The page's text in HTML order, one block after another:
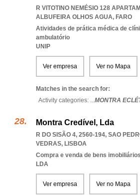
R VITOTINO NEMÉSIO 128
ALBUFEIRA OLHOS AGUA, FARO
Atividades de prática médica de
ambulatório
UNIP
Ver empresa Ver no Mapa
Matches in the search for:
Activity categories: ...MONTRA
Montra Credível, Lda
R DO SISÃO 4, 2560-194, SAO
VEDRAS, LISBOA
Compra e venda de bens imobiliários
LDA
Ver empresa Ver no Mapa